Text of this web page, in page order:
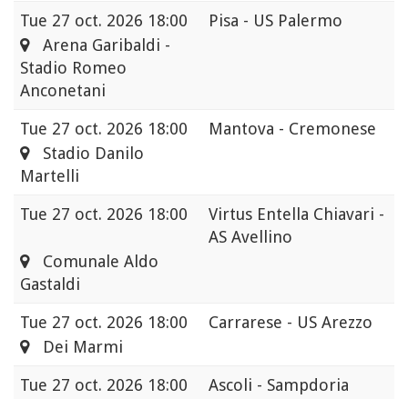
Tue 27 oct. 2026 18:00
Pisa - US Palermo
Arena Garibaldi -
Stadio Romeo
Anconetani
Tue 27 oct. 2026 18:00
Mantova - Cremonese
Stadio Danilo
Martelli
Tue 27 oct. 2026 18:00
Virtus Entella Chiavari -
AS Avellino
Comunale Aldo
Gastaldi
Tue 27 oct. 2026 18:00
Carrarese - US Arezzo
Dei Marmi
Tue 27 oct. 2026 18:00 Ascoli - Sampdoria